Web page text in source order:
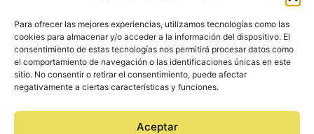
Para ofrecer las mejores experiencias, utilizamos tecnologías como las
cookies para almacenar y/o acceder a la información del dispositivo. El
consentimiento de estas tecnologías nos permitirá procesar datos como
el comportamiento de navegación o las identificaciones únicas en este
sitio. No consentir o retirar el consentimiento, puede afectar
negativamente a ciertas características y funciones.
Aceptar
Declaración de accesibilidad
Agradecimientos